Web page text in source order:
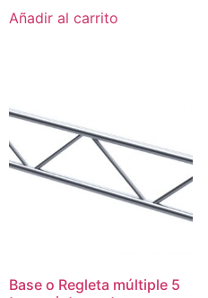
Añadir al carrito
Base o Regleta múltiple 5